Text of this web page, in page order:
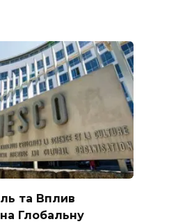
та Вплив
на Глобальну